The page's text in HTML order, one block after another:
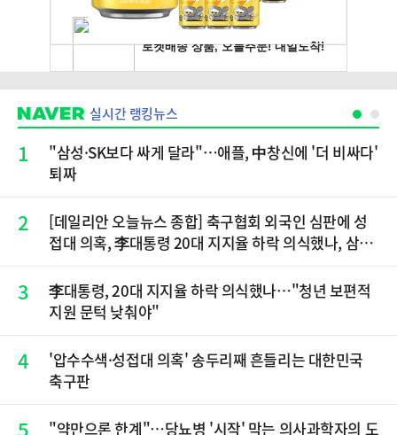
실시간 랭킹뉴스
1
"삼성·SK보다 싸게 달라"…애플, 中창신에 '더 비싸다'
퇴짜
2
[데일리안 오늘뉴스 종합] 축구협회 외국인 심판에 성
접대 의혹, 李대통령 20대 지지율 하락 의식했나, 삼전
재점화, 김민석 "과반 승리 가능성 99%" 등
3
李대통령, 20대 지지율 하락 의식했나…"청년 보편적
지원 문턱 낮춰야"
4
'압수수색·성접대 의혹' 송두리째 흔들리는 대한민국
축구판
"약만으론 한계"…당뇨병 '시작' 막는 의사과학자의 도